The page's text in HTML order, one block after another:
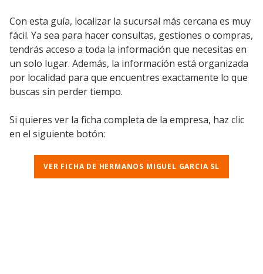
Con esta guía, localizar la sucursal más cercana es muy
fácil. Ya sea para hacer consultas, gestiones o compras,
tendrás acceso a toda la información que necesitas en
un solo lugar. Además, la información está organizada
por localidad para que encuentres exactamente lo que
buscas sin perder tiempo.
Si quieres ver la ficha completa de la empresa, haz clic
en el siguiente botón:
VER FICHA DE HERMANOS MIGUEL GARCIA SL